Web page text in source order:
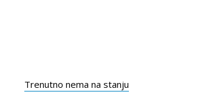
Trenutno nema na stanju